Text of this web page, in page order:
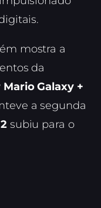
mostra a
da
Mario Galaxy +
a segunda
subiu para o